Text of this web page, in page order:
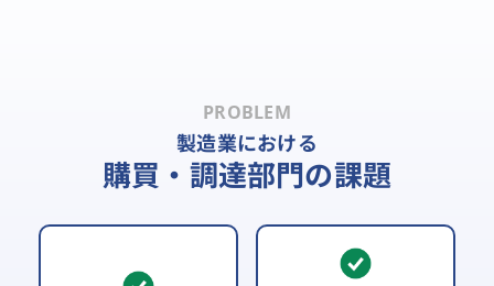
PROBLEM
製造業における
購買・調達部門の課題